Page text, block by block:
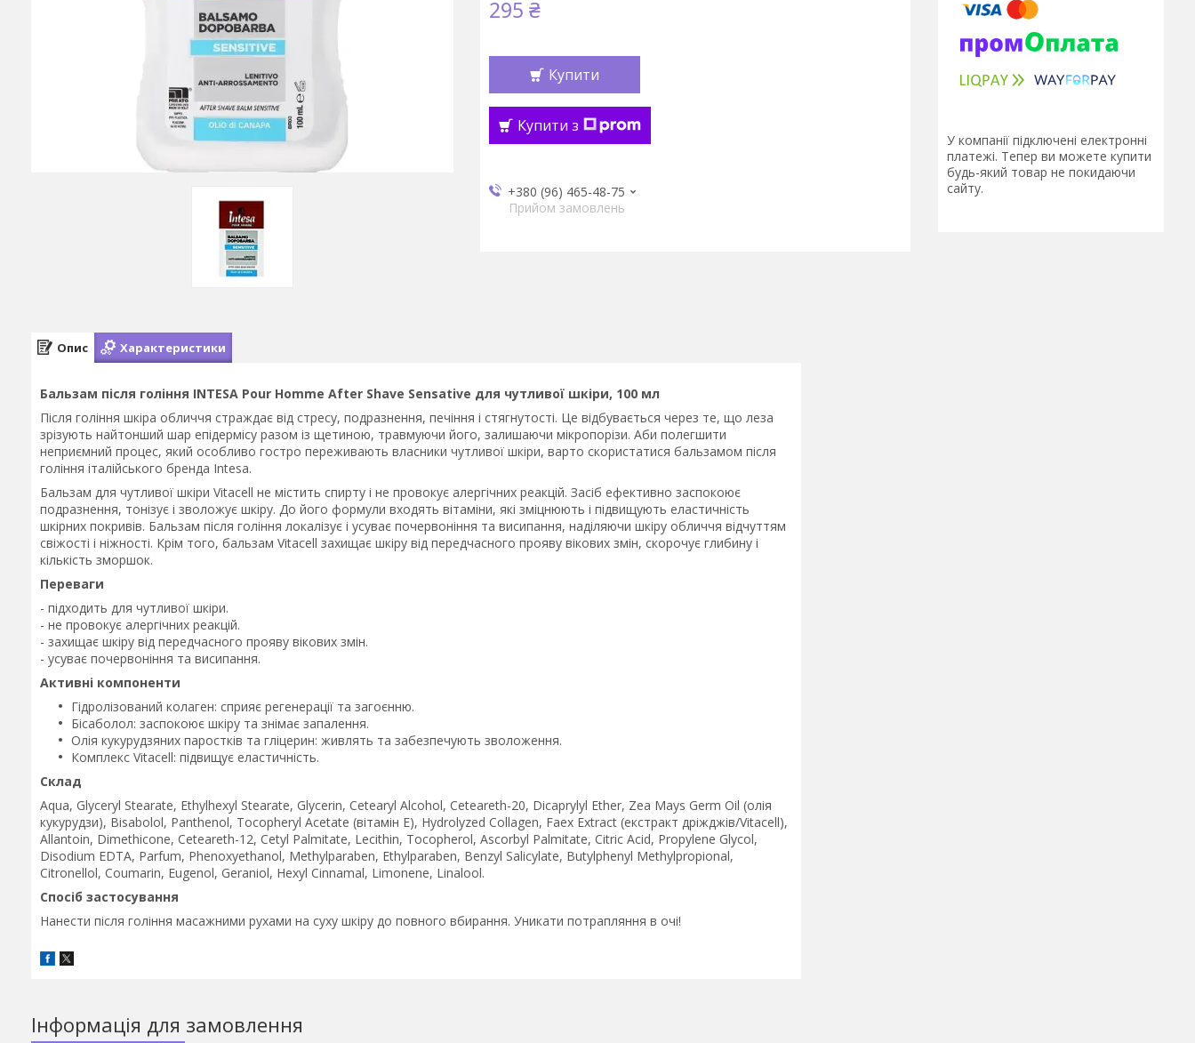
295 ₴
Купити
Купити з
+380 (96) 465-48-75
Прийом замовлень
У компанії підключені електронні
платежі. Тепер ви можете купити
будь-який товар не покидаючи
сайту.
Опис Характеристики
Бальзам після гоління INTESA Pour Homme After Shave Sensative для чутливої шкіри, 100 мл
Після гоління шкіра обличчя страждає від стресу, подразнення, печіння і стягнутості. Це відбувається через те, що леза
зрізують найтонший шар епідермісу разом із щетиною, травмуючи його, залишаючи мікропорізи. Аби полегшити
неприємний процес, який особливо гостро переживають власники чутливої шкіри, варто скористатися бальзамом після
гоління італійського бренда Intesa.
Бальзам для чутливої шкіри Vitacell не містить спирту і не провокує алергічних реакцій. Засіб ефективно заспокоює
подразнення, тонізує і зволожує шкіру. До його формули входять вітаміни, які зміцнюють і підвищують еластичність
шкірних покривів. Бальзам після гоління локалізує і усуває почервоніння та висипання, наділяючи шкіру обличчя відчуттям
свіжості і ніжності. Крім того, бальзам Vitacell захищає шкіру від передчасного прояву вікових змін, скорочує глибину і
кількість зморшок.
Переваги
- підходить для чутливої шкіри.
- не провокує алергічних реакцій.
- захищає шкіру від передчасного прояву вікових змін.
- усуває почервоніння та висипання.
Активні компоненти
Гідролізований колаген: сприяє регенерації та загоєнню.
Бісаболол: заспокоює шкіру та знімає запалення.
Олія кукурудзяних паростків та гліцерин: живлять та забезпечують зволоження.
Комплекс Vitacell: підвищує еластичність.
Склад
Aqua, Glyceryl Stearate, Ethylhexyl Stearate, Glycerin, Cetearyl Alcohol, Ceteareth-20, Dicaprylyl Ether, Zea Mays Germ Oil (олія
кукурудзи), Bisabolol, Panthenol, Tocopheryl Acetate (вітамін Е), Hydrolyzed Collagen, Faex Extract (екстракт дріжджів/Vitacell),
Allantoin, Dimethicone, Ceteareth-12, Cetyl Palmitate, Lecithin, Tocopherol, Ascorbyl Palmitate, Citric Acid, Propylene Glycol,
Disodium EDTA, Parfum, Phenoxyethanol, Methylparaben, Ethylparaben, Benzyl Salicylate, Butylphenyl Methylpropional,
Citronellol, Coumarin, Eugenol, Geraniol, Hexyl Cinnamal, Limonene, Linalool.
Спосіб застосування
Нанести після гоління масажними рухами на суху шкіру до повного вбирання. Уникати потрапляння в очі!
Інформація для замовлення